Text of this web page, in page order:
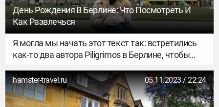
День Рождения В Берлине: Что Посмотреть И
Как Развлечься
Я могла мы начать этот текст так: встретились
как-то два автора Piligrimos в Берлине, чтобы
отметить день рождения. Сейчас об этом так
буднично не расскажешь, а вот в 2018-м году не
было никаких проблем с логистикой и визами.
Поэтому я с легкостью приехала в столицу
hamster-travel.ru 05.11.2023 / 22:24